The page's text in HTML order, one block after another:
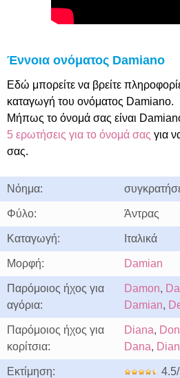
Έννοια ονόματος Damiano
Εδώ μπορείτε να βρείτε
καταγωγή του ονόματος Damiano.
Μήπως το όνομά σας είναι
5 ερωτήσεις για το όνομά σας για
σας.
Νόημα:
Φύλο: Άντρας
Καταγωγή: Ιταλικά
Μορφή: Damian
Παρόμοιος ήχος για
αγόρια:
Damon,
Damian,
Παρόμοιος ήχος για
κορίτσια:
Diana,
Dana, Dian
Εκτίμηση: